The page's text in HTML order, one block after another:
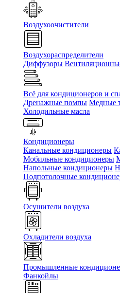
Воздухоочистители
Воздухораспределители
Диффузоры
Всё для кондиционеров и
Дренажные помпы Медные
Холодильные масла
Кондиционеры
Канальные кондиционеры
Мобильные кондиционеры
Напольные кондиционеры
Подпотолочные
Осушители воздуха
Охладители воздуха
Промышленные
Фанкойлы